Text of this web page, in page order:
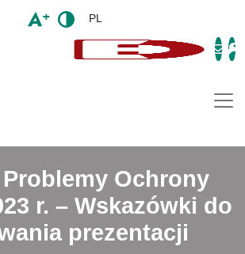
PL
Ochrony
r. – Wskazówki do
prezentacji